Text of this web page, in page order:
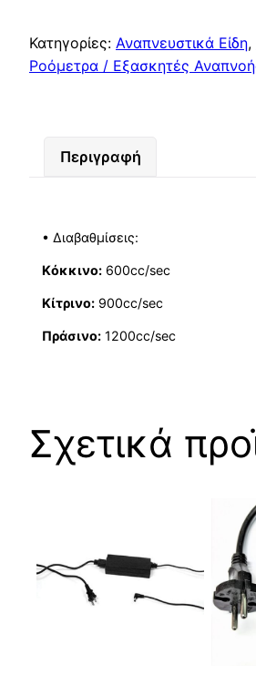
Κατηγορίες: Αναπνευστικά Είδη,
Ροόμετρα / Εξασκητές
Περιγραφή
• Διαβαθμίσεις:
Kόκκινο: 600cc/sec
Kίτρινο: 900cc/sec
Πράσινο: 1200cc/sec
Σχετικά